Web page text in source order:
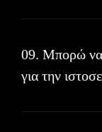
09. Μπορώ να
για την